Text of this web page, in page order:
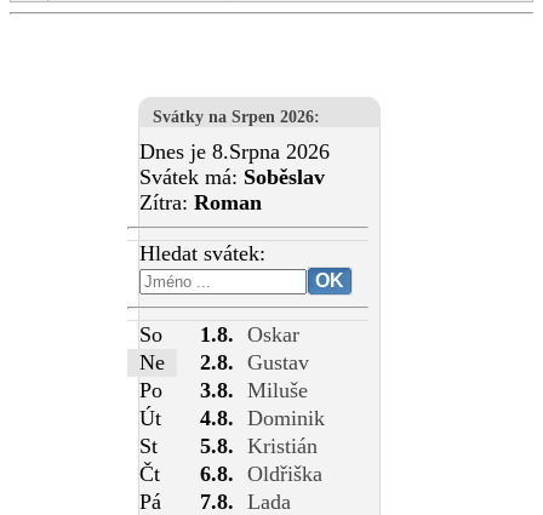
Svátky na Srpen 2026:
Dnes je 8.Srpna 2026
Svátek má: Soběslav
Zítra: Roman
Hledat svátek:
So 1.8. Oskar
Ne
2.8. Gustav
Po
3.8. Miluše
Út
4.8. Dominik
St
5.8. Kristián
Čt
6.8. Oldřiška
Pá
7.8. Lada